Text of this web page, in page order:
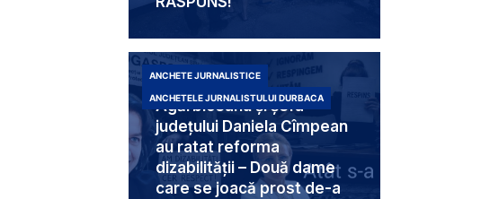
Agărbiceanu și șefa
județului Daniela Cîmpean
au ratat reforma
dizabilității – Două dame
care se joacă prost de-a
ANCHETE JURNALISTICE
ANCHETELE JURNALISTULUI DURBACA